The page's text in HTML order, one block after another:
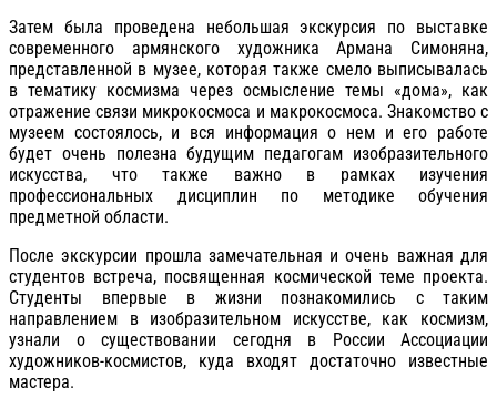
Затем была проведена небольшая экскурсия по выставке
современного армянского художника Армана Симоняна,
представленной в музее, которая также смело выписывалась
в тематику космизма через осмысление темы «дома», как
отражение связи микрокосмоса и макрокосмоса. Знакомство с
музеем состоялось, и вся информация о нем и его работе
будет очень полезна будущим педагогам изобразительного
искусства, что также важно в рамках изучения
профессиональных дисциплин по методике обучения
предметной области.
После экскурсии прошла замечательная и очень важная для
студентов встреча, посвященная космической теме проекта.
Студенты впервые в жизни познакомились с таким
направлением в изобразительном искусстве, как космизм,
узнали о существовании сегодня в России Ассоциации
художников-космистов, куда входят достаточно известные
мастера.